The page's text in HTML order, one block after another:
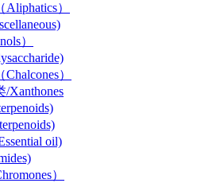
）
）
）
Xanthones
oil)
）